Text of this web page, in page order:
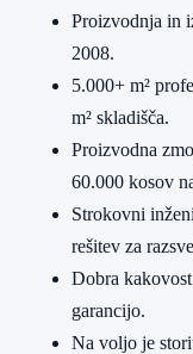
Proizvodnja in
2008.
5.000+ m²
m² skladišča.
Proizvodna
60.000 kosov
Strokovni
rešitev za
Dobra
garancijo.
Na voljo je